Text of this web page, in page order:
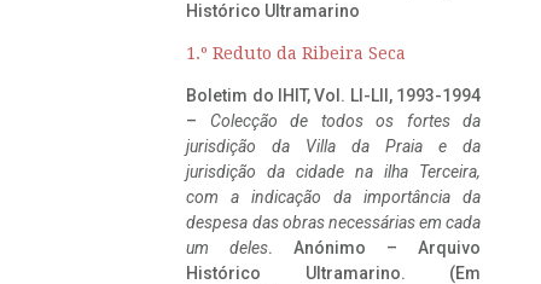
Histórico Ultramarino
1.º Reduto da Ribeira Seca
Boletim do IHIT, Vol. LI-LII, 1993-1994
– Colecção de todos os fortes da
jurisdição da Villa da Praia e da
jurisdição da cidade na ilha Terceira,
com a indicação da importância da
despesa das obras necessárias em cada
um deles. Anónimo – Arquivo
Histórico Ultramarino. (Em